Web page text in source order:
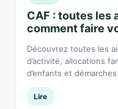
CAF : toutes les
comment faire
Découvrez toutes les
d’activité, allocations
d’enfants et
Lire